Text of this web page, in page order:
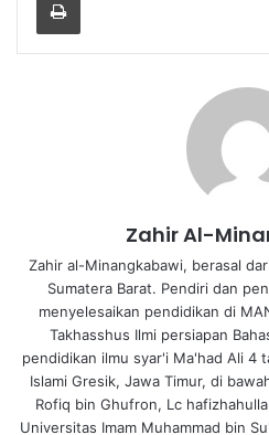
Zahir Al-
Zahir al-Minangkabawi, berasal
Sumatera Barat. Pendiri dan
menyelesaikan pendidikan di
Takhasshus Ilmi persiapan
pendidikan ilmu syar'i Ma'had Ali 4
Islami Gresik, Jawa Timur, di
Rofiq bin Ghufron, Lc
Universitas Imam Muhammad bin